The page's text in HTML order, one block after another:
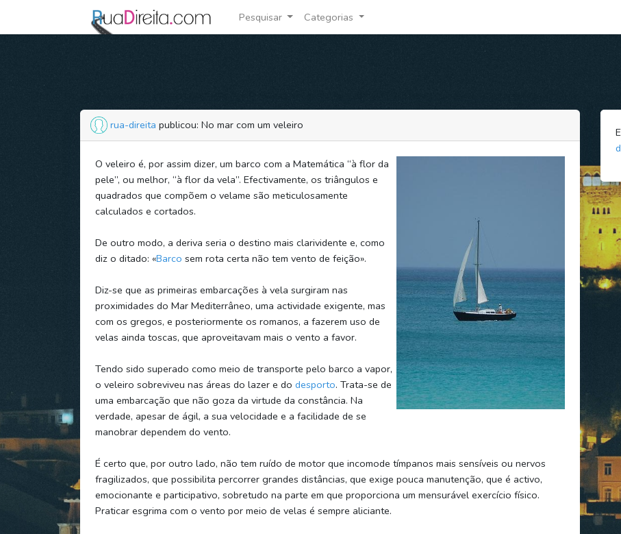
Pesquisar Categorias
rua-direita publicou: No mar com um veleiro
O veleiro é, por assim dizer, um barco com a Matemática “à flor da
pele”, ou melhor, “à flor da vela”. Efectivamente, os triângulos e
quadrados que compõem o velame são meticulosamente
calculados e cortados.
De outro modo, a deriva seria o destino mais clarividente e, como
diz o ditado: «Barco sem rota certa não tem vento de feição».
Diz-se que as primeiras embarcações à vela surgiram nas
proximidades do Mar Mediterrâneo, uma actividade exigente, mas
com os gregos, e posteriormente os romanos, a fazerem uso de
velas ainda toscas, que aproveitavam mais o vento a favor.
Tendo sido superado como meio de transporte pelo barco a vapor,
o veleiro sobreviveu nas áreas do lazer e do desporto. Trata-se de
uma embarcação que não goza da virtude da constância. Na
verdade, apesar de ágil, a sua velocidade e a facilidade de se
manobrar dependem do vento.
É certo que, por outro lado, não tem ruído de motor que incomode tímpanos mais sensíveis ou nervos
fragilizados, que possibilita percorrer grandes distâncias, que exige pouca manutenção, que é activo,
emocionante e participativo, sobretudo na parte em que proporciona um mensurável exercício físico.
Praticar esgrima com o vento por meio de velas é sempre aliciante.